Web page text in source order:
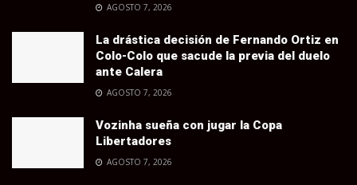
AGOSTO 7, 2026
La drástica decisión de Fernando Ortiz en
Colo-Colo que sacude la previa del duelo
ante Calera
AGOSTO 7, 2026
Vozinha sueña con jugar la Copa
Libertadores
AGOSTO 7, 2026